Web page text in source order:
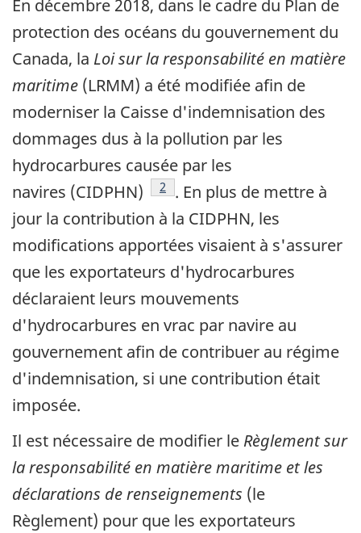
En décembre 2018, dans le cadre du Plan de
protection des océans du gouvernement du
Canada, la Loi sur la responsabilité en matière
maritime (LRMM) a été modifiée afin de
moderniser la Caisse d'indemnisation des
dommages dus à la pollution par les
hydrocarbures causée par les
navires (CIDPHN)
référence
2 . En plus de mettre à
jour la contribution à la CIDPHN, les
modifications apportées visaient à s'assurer
que les exportateurs d'hydrocarbures
déclaraient leurs mouvements
d'hydrocarbures en vrac par navire au
gouvernement afin de contribuer au régime
d'indemnisation, si une contribution était
imposée.
Il est nécessaire de modifier le Règlement sur
la responsabilité en matière maritime et les
déclarations de renseignements (le
Règlement) pour que les exportateurs